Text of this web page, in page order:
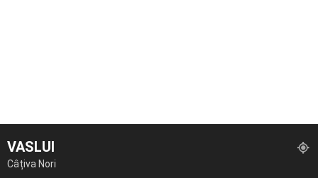
VASLUI
Câțiva Nori